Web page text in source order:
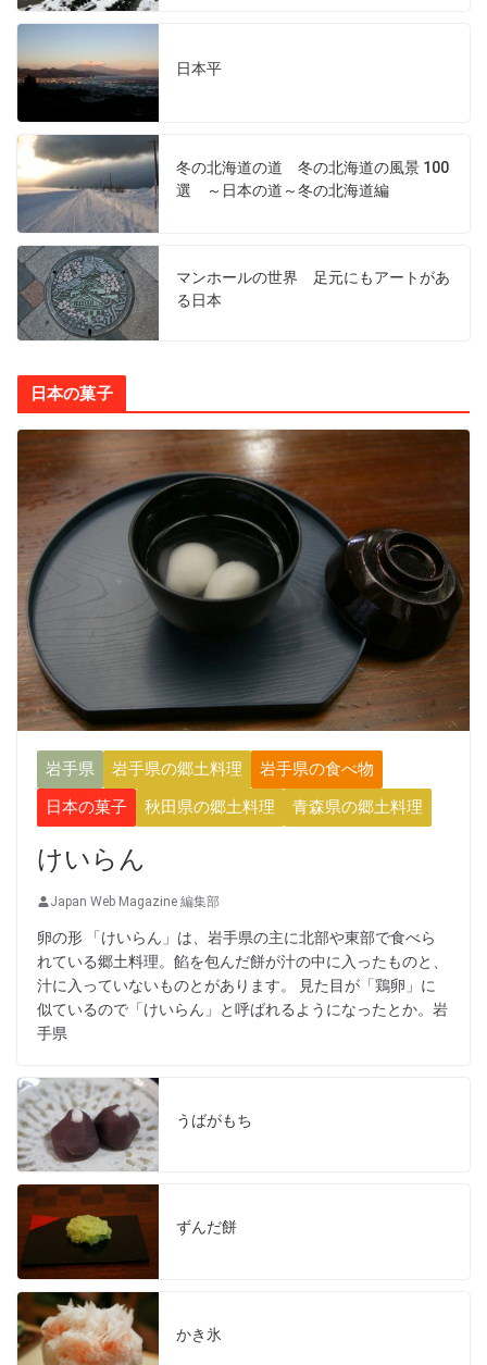
日本平
冬の北海道の道 冬の北海道の風景 100
選 ～日本の道～冬の北海道編
マンホールの世界 足元にもアートがあ
る日本
日本の菓子
岩手県 岩手県の郷土料理
岩手県の食べ物
日本の菓子
秋田県の郷土料理 青森県の郷土料理
けいらん
Japan Web Magazine 編集部
卵の形 「けいらん」は、岩手県の主に北部や東部で食べら
れている郷土料理。餡を包んだ餅が汁の中に入ったものと、
汁に入っていないものとがあります。 見た目が「鶏卵」に
似ているので「けいらん」と呼ばれるようになったとか。岩
手県
うばがもち
ずんだ餅
かき氷